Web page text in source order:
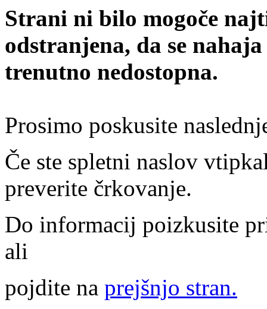
Strani ni bilo mogoče
odstranjena, da se
trenutno nedostopna.
Prosimo poskusite
Če ste spletni naslov
preverite črkovanje.
Do informacij poizkusite
ali
pojdite na prejšnjo stran.